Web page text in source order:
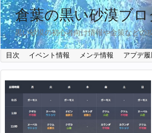
倉葉の黒い砂漠ブロ
黒い砂漠の初心者向け情報や金策などの
目次 イベント情報 メンテ情報 アプデ履